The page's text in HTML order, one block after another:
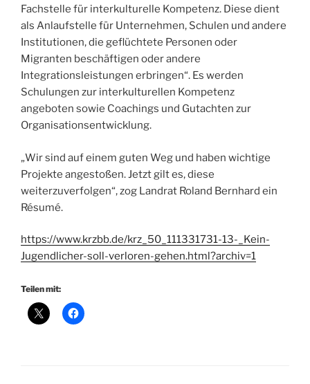
Fachstelle für interkulturelle Kompetenz. Diese dient
als Anlaufstelle für Unternehmen, Schulen und andere
Institutionen, die geflüchtete Personen oder
Migranten beschäftigen oder andere
Integrationsleistungen erbringen“. Es werden
Schulungen zur interkulturellen Kompetenz
angeboten sowie Coachings und Gutachten zur
Organisationsentwicklung.
„Wir sind auf einem guten Weg und haben wichtige
Projekte angestoßen. Jetzt gilt es, diese
weiterzuverfolgen“, zog Landrat Roland Bernhard ein
Résumé.
https://www.krzbb.de/krz_50_111331731-13-_Kein-
Jugendlicher-soll-verloren-gehen.html?archiv=1
Teilen mit: